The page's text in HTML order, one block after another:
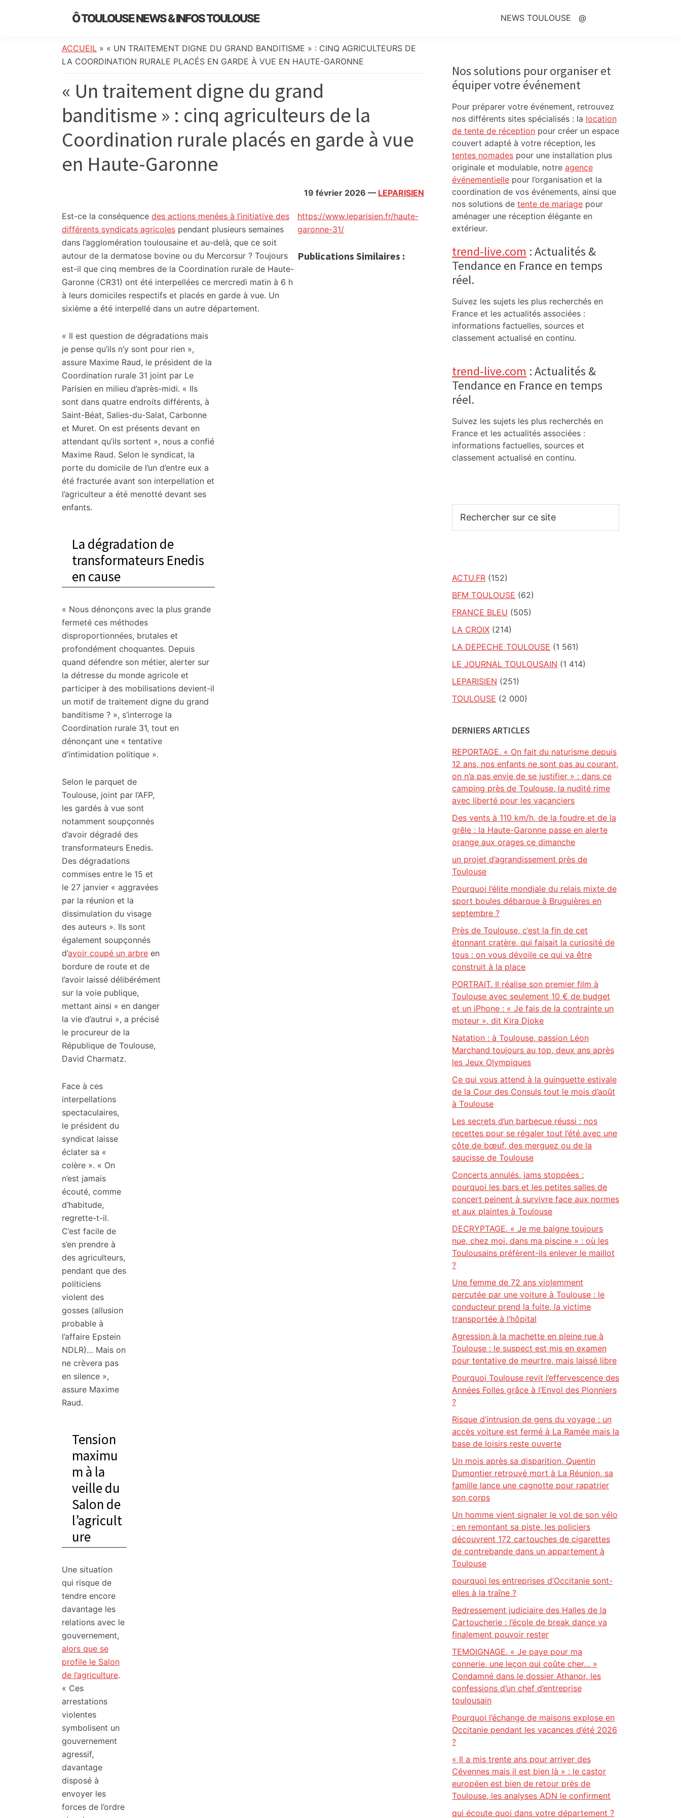
Ô TOULOUSE NEWS & INFOS TOULOUSE
de
l’actualité
info
locale,
société,
culture,
politique,
météo,
initiatives
citoyennes
NEWS TOULOUSE @
ACCUEIL » « UN TRAITEMENT DIGNE DU GRAND BANDITISME » : CINQ AGRICULTEURS DE
LA COORDINATION RURALE PLACÉS EN GARDE À VUE EN HAUTE-GARONNE
« Un traitement digne du grand
banditisme » : cinq agriculteurs de la
Coordination rurale placés en garde à vue
en Haute-Garonne
19 février 2026 — LEPARISIEN
Est-ce la conséquence des actions menées à l’initiative des
différents syndicats agricoles pendant plusieurs semaines
dans l’agglomération toulousaine et au-delà, que ce soit
autour de la dermatose bovine ou du Mercorsur ? Toujours
est-il que cinq membres de la Coordination rurale de Haute-
Garonne (CR31) ont été interpellées ce mercredi matin à 6 h
à leurs domiciles respectifs et placés en garde à vue. Un
sixième a été interpellé dans un autre département.
« Il est question de dégradations mais
je pense qu’ils n’y sont pour rien »,
assure Maxime Raud, le président de la
Coordination rurale 31 joint par Le
Parisien en milieu d’après-midi. « Ils
sont dans quatre endroits différents, à
Saint-Béat, Salies-du-Salat, Carbonne
et Muret. On est présents devant en
attendant qu’ils sortent », nous a confié
Maxime Raud. Selon le syndicat, la
porte du domicile de l’un d’entre eux a
été fracturée avant son interpellation et
l’agriculteur a été menotté devant ses
enfants.
La dégradation de
transformateurs Enedis
en cause
« Nous dénonçons avec la plus grande
fermeté ces méthodes
disproportionnées, brutales et
profondément choquantes. Depuis
quand défendre son métier, alerter sur
la détresse du monde agricole et
participer à des mobilisations devient-il
un motif de traitement digne du grand
banditisme ? », s’interroge la
Coordination rurale 31, tout en
dénonçant une « tentative
d’intimidation politique ».
Selon le parquet de
Toulouse, joint par l’AFP,
les gardés à vue sont
notamment soupçonnés
d’avoir dégradé des
transformateurs Enedis.
Des dégradations
commises entre le 15 et
le 27 janvier « aggravées
par la réunion et la
dissimulation du visage
des auteurs ». Ils sont
également soupçonnés
d’avoir coupé un arbre en
bordure de route et de
l’avoir laissé délibérément
sur la voie publique,
mettant ainsi « en danger
la vie d’autrui », a précisé
le procureur de la
République de Toulouse,
David Charmatz.
Face à ces
interpellations
spectaculaires,
le président du
syndicat laisse
éclater sa «
colère ». « On
n’est jamais
écouté, comme
d’habitude,
regrette-t-il.
C’est facile de
s’en prendre à
des agriculteurs,
pendant que des
politiciens
violent des
gosses (allusion
probable à
l’affaire Epstein
NDLR)… Mais on
ne crèvera pas
en silence »,
assure Maxime
Raud.
Tension
maximu
m à la
veille du
Salon de
l’agricult
ure
Une situation
qui risque de
tendre encore
davantage les
relations avec le
gouvernement,
alors que se
profile le Salon
de l’agriculture.
« Ces
arrestations
violentes
symbolisent un
gouvernement
agressif,
davantage
disposé à
envoyer les
forces de l’ordre
https://www.leparisien.fr/haute-
garonne-31/
Publications Similaires :
Sidebar
Nos solutions pour organiser et
équiper votre événement
Pour préparer votre événement, retrouvez
nos différents sites spécialisés : la location
de tente de réception pour créer un espace
couvert adapté à votre réception, les
tentes nomades pour une installation plus
originale et modulable, notre agence
événementielle pour l’organisation et la
coordination de vos événements, ainsi que
nos solutions de tente de mariage pour
aménager une réception élégante en
extérieur.
trend-live.com : Actualités &
Tendance en France en temps
réel.
Suivez les sujets les plus recherchés en
France et les actualités associées :
informations factuelles, sources et
classement actualisé en continu.
trend-live.com : Actualités &
Tendance en France en temps
réel.
Suivez les sujets les plus recherchés en
France et les actualités associées :
informations factuelles, sources et
classement actualisé en continu.
sur
ACTU.FR (152)
BFM TOULOUSE (62)
FRANCE BLEU (505)
LA CROIX (214)
LA DEPECHE TOULOUSE (1 561)
LE JOURNAL TOULOUSAIN (1 414)
LEPARISIEN (251)
TOULOUSE (2 000)
DERNIERS ARTICLES
REPORTAGE. « On fait du naturisme depuis
12 ans, nos enfants ne sont pas au courant,
on n’a pas envie de se justifier » : dans ce
camping près de Toulouse, la nudité rime
avec liberté pour les vacanciers
Des vents à 110 km/h, de la foudre et de la
grêle : la Haute-Garonne passe en alerte
orange aux orages ce dimanche
un projet d’agrandissement près de
Toulouse
Pourquoi l’élite mondiale du relais mixte de
sport boules débarque à Bruguières en
septembre ?
Près de Toulouse, c’est la fin de cet
étonnant cratère, qui faisait la curiosité de
tous : on vous dévoile ce qui va être
construit à la place
PORTRAIT. Il réalise son premier film à
Toulouse avec seulement 10 € de budget
et un iPhone : « Je fais de la contrainte un
moteur », dit Kira Djoke
Natation : à Toulouse, passion Léon
Marchand toujours au top, deux ans après
les Jeux Olympiques
Ce qui vous attend à la guinguette estivale
de la Cour des Consuls tout le mois d’août
à Toulouse
Les secrets d’un barbecue réussi : nos
recettes pour se régaler tout l’été avec une
côte de bœuf, des merguez ou de la
saucisse de Toulouse
Concerts annulés, jams stoppées :
pourquoi les bars et les petites salles de
concert peinent à survivre face aux normes
et aux plaintes à Toulouse
DECRYPTAGE. « Je me baigne toujours
nue, chez moi, dans ma piscine » : où les
Toulousains préfèrent-ils enlever le maillot
?
Une femme de 72 ans violemment
percutée par une voiture à Toulouse : le
conducteur prend la fuite, la victime
transportée à l’hôpital
Agression à la machette en pleine rue à
Toulouse : le suspect est mis en examen
pour tentative de meurtre, mais laissé libre
Pourquoi Toulouse revit l’effervescence des
Années Folles grâce à l’Envol des Pionniers
?
Risque d’intrusion de gens du voyage : un
accès voiture est fermé à La Ramée mais la
base de loisirs reste ouverte
Un mois après sa disparition, Quentin
Dumontier retrouvé mort à La Réunion, sa
famille lance une cagnotte pour rapatrier
son corps
Un homme vient signaler le vol de son vélo
: en remontant sa piste, les policiers
découvrent 172 cartouches de cigarettes
de contrebande dans un appartement à
Toulouse
pourquoi les entreprises d’Occitanie sont-
elles à la traîne ?
Redressement judiciaire des Halles de la
Cartoucherie : l’école de break dance va
finalement pouvoir rester
TEMOIGNAGE. « Je paye pour ma
connerie, une leçon qui coûte cher… »
Condamné dans le dossier Athanor, les
confessions d’un chef d’entreprise
toulousain
Pourquoi l’échange de maisons explose en
Occitanie pendant les vacances d’été 2026
?
« Il a mis trente ans pour arriver des
Cévennes mais il est bien là » : le castor
européen est bien de retour près de
Toulouse, les analyses ADN le confirment
qui écoute quoi dans votre département ?